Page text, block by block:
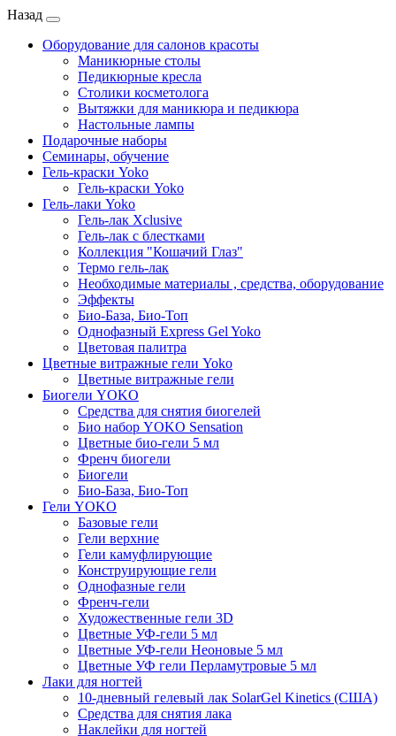
Назад
Оборудование для салонов красоты
Маникюрные столы
Педикюрные кресла
Столики косметолога
Вытяжки для маникюра и педикюра
Настольные лампы
Подарочные наборы
Семинары, обучение
Гель-краски Yoko
Гель-краски Yoko
Гель-лаки Yoko
Гель-лак Xclusive
Гель-лак с блестками
Коллекция "Кошачий Глаз"
Термо гель-лак
Необходимые материалы , средства, оборудование
Эффекты
Био-База, Био-Топ
Однофазный Express Gel Yoko
Цветовая палитра
Цветные витражные гели Yoko
Цветные витражные гели
Биогели YOKO
Средства для снятия биогелей
Био набор YOKO Sensation
Цветные био-гели 5 мл
Френч биогели
Биогели
Био-База, Био-Топ
Гели YOKO
Базовые гели
Гели верхние
Гели камуфлирующие
Конструирующие гели
Однофазные гели
Френч-гели
Художественные гели 3D
Цветные УФ-гели 5 мл
Цветные УФ-гели Неоновые 5 мл
Цветные УФ гели Перламутровые 5 мл
Лаки для ногтей
10-дневный гелевый лак SolarGel Kinetics (США)
Средства для снятия лака
Наклейки для ногтей